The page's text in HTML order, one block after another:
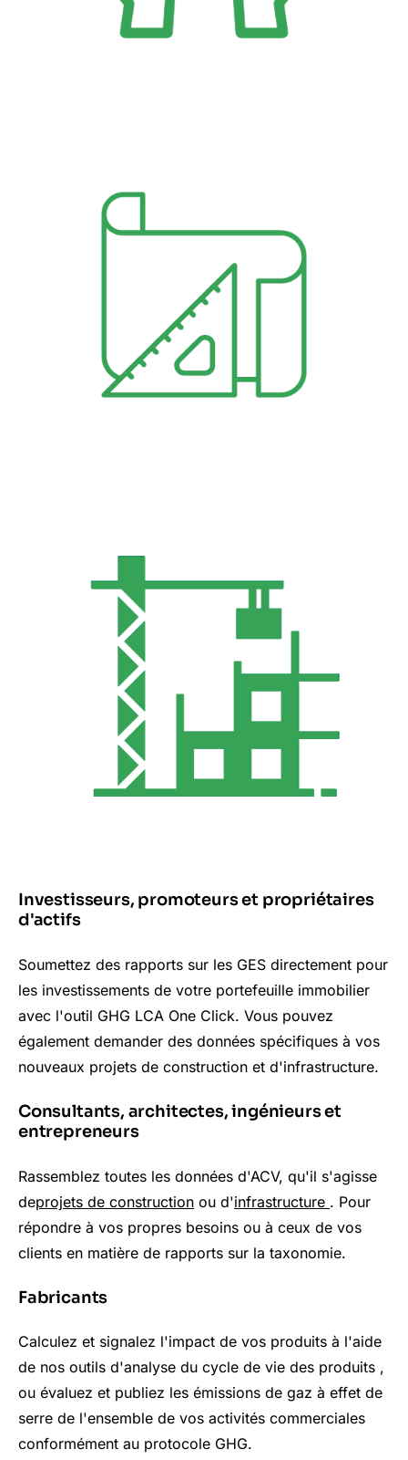
Investisseurs, promoteurs et propriétaires
d'actifs
Soumettez des rapports sur les GES directement pour
les investissements de votre portefeuille immobilier
avec l'outil GHG LCA One Click. Vous pouvez
également demander des données spécifiques à vos
nouveaux projets de construction et d'infrastructure.
Consultants, architectes, ingénieurs et
entrepreneurs
Rassemblez toutes les données d'ACV, qu'il s'agisse
deprojets de construction ou d'infrastructure . Pour
répondre à vos propres besoins ou à ceux de vos
clients en matière de rapports sur la taxonomie.
Fabricants
Calculez et signalez l'impact de vos produits à l'aide
de nos outils d'analyse du cycle de vie des produits ,
ou évaluez et publiez les émissions de gaz à effet de
serre de l'ensemble de vos activités commerciales
conformément au protocole GHG.